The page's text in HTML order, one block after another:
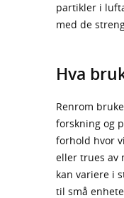
partikler i
med de
Hva
Renrom
forskning og
forhold hvor
eller trues av
kan variere i
til små